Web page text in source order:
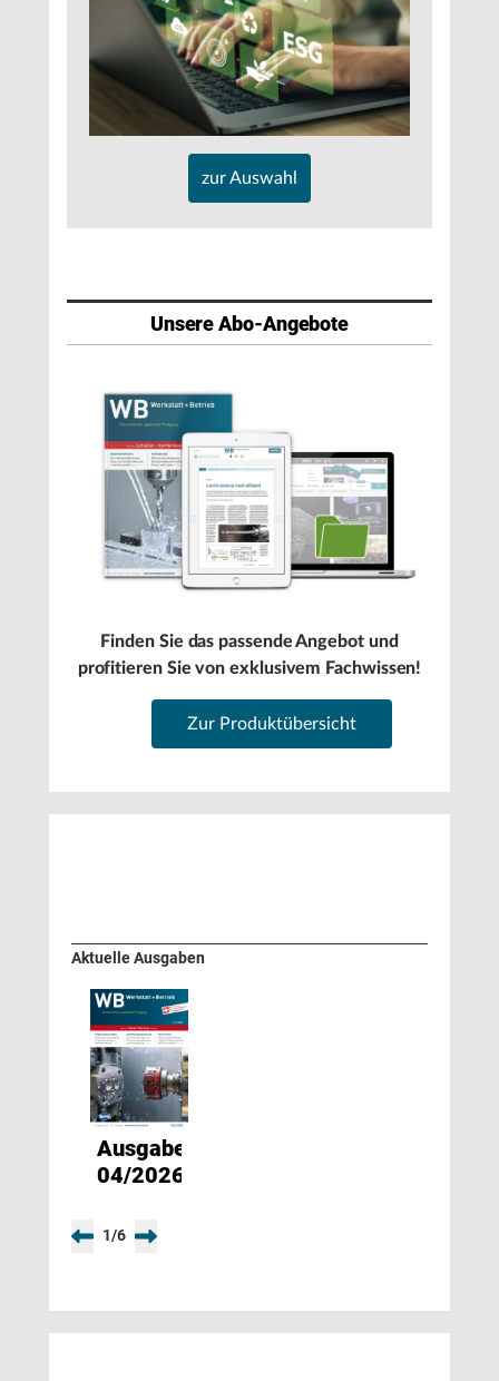
zur Auswahl
Unsere Abo-Angebote
Finden Sie das passende Angebot und
profitieren Sie von exklusivem Fachwissen!
Zur Produktübersicht
Aktuelle Ausgaben
Ausgabe
04/2026
1/6